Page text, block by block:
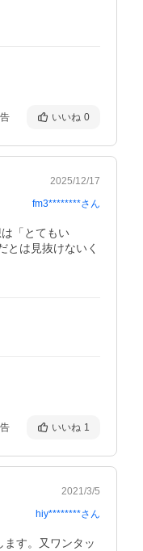
いいね 0
2025/12/17
fm3********さん
「とてもい
とは見抜けないく
いいね 1
2021/3/5
hiy********さん
す。又ワンタッ